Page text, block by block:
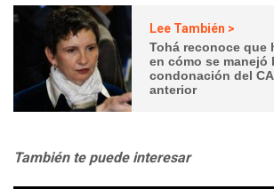
Lee También >
Tohá reconoce que
en cómo se manejó
condonación del
anterior
También te puede interesar